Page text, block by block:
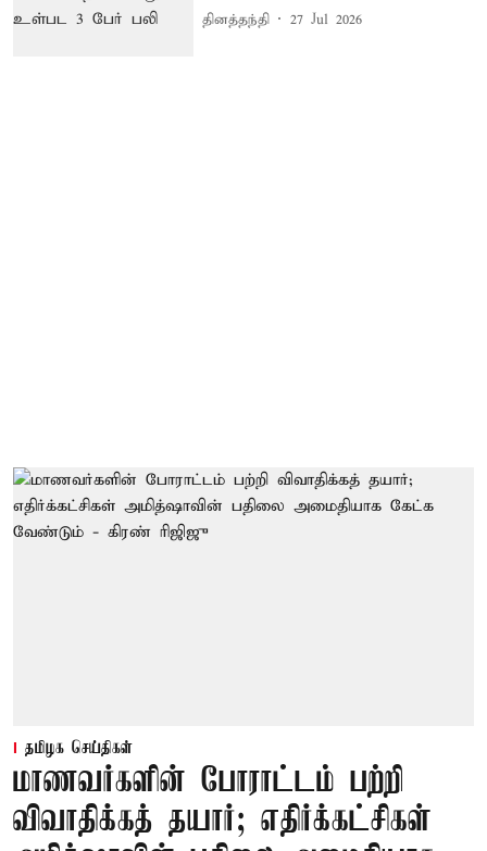
தினத்தந்தி 27 Jul 2026
தமிழக செய்திகள்
மாணவர்களின் போராட்டம் பற்றி
விவாதிக்கத் தயார்; எதிர்க்கட்சிகள்